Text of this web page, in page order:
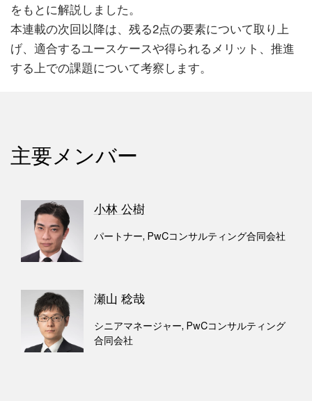
をもとに解説しました。
本連載の次回以降は、残る2点の要素について取り上
げ、適合するユースケースや得られるメリット、推進
する上での課題について考察します。
主要メンバー
小林 公樹
パートナー, PwCコンサルティング合同会社
瀬山 稔哉
シニアマネージャー, PwCコンサルティング
合同会社